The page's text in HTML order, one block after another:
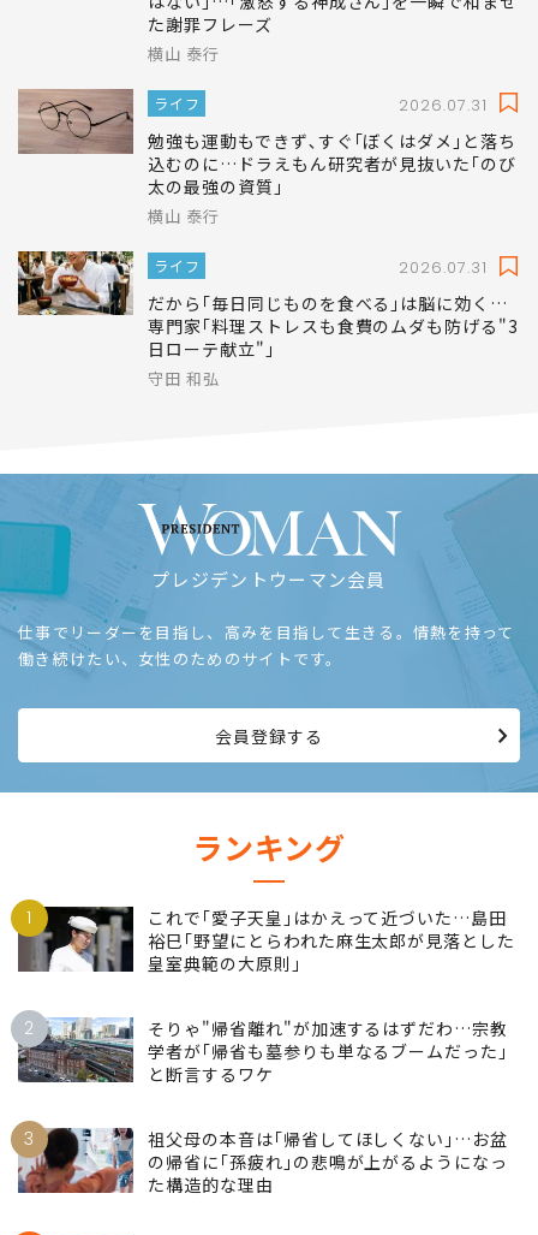
た謝罪フレーズ
横山 泰行
ライフ 2026.07.31
勉強も運動もできず､すぐ｢ぼくはダメ｣と落ち
込むのに…ドラえもん研究者が見抜いた｢のび
太の最強の資質｣
横山 泰行
ライフ 2026.07.31
だから｢毎日同じものを食べる｣は脳に効く…
専門家｢料理ストレスも食費のムダも防げる"3
日ローテ献立"｣
守田 和弘
プレジデントウーマン会員
仕事でリーダーを目指し、高みを目指して生きる。情熱を持って
働き続けたい、女性のためのサイトです。
会員登録する
ランキング
1
これで｢愛子天皇｣はかえって近づいた…島田
裕巳｢野望にとらわれた麻生太郎が見落とした
皇室典範の大原則｣
2
そりゃ"帰省離れ"が加速するはずだわ…宗教
学者が｢帰省も墓参りも単なるブームだった｣
と断言するワケ
3
祖父母の本音は｢帰省してほしくない｣…お盆
の帰省に｢孫疲れ｣の悲鳴が上がるようになっ
た構造的な理由